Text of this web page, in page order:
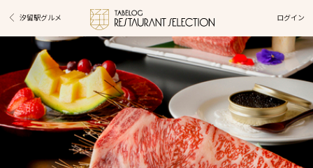
汐留駅グルメ ログイン